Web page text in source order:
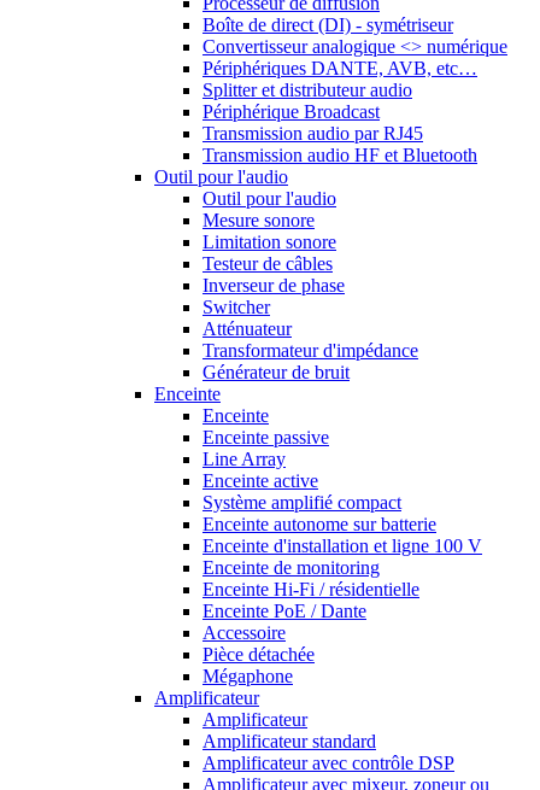
Boîte de direct (DI) - symétriseur
Convertisseur analogique <> numérique
Périphériques DANTE, AVB, etc…
Splitter et distributeur audio
Périphérique Broadcast
Transmission audio par RJ45
Transmission audio HF et Bluetooth
Outil pour l'audio
Outil pour l'audio
Mesure sonore
Limitation sonore
Testeur de câbles
Inverseur de phase
Switcher
Atténuateur
Transformateur d'impédance
Générateur de bruit
Enceinte
Enceinte
Enceinte passive
Line Array
Enceinte active
Système amplifié compact
Enceinte autonome sur batterie
Enceinte d'installation et ligne 100 V
Enceinte de monitoring
Enceinte Hi-Fi / résidentielle
Enceinte PoE / Dante
Accessoire
Pièce détachée
Mégaphone
Amplificateur
Amplificateur
Amplificateur standard
Amplificateur avec contrôle DSP
Amplificateur avec mixeur, zoneur ou